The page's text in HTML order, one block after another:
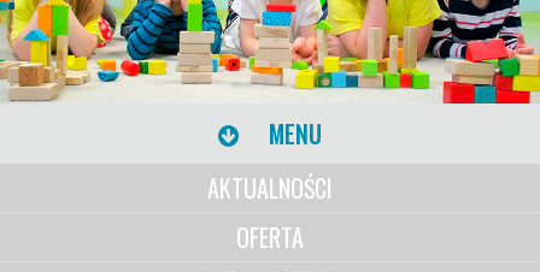
MENU
AKTUALNOŚCI
OFERTA